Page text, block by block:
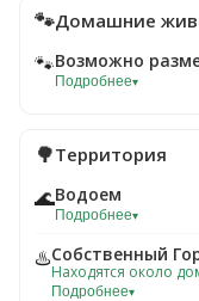
🐾Домашние
🐾Возможно
Подробнее▾
🌳Территория
🌊Водоем
Подробнее▾
♨️Собственный
Находятся около
Подробнее▾